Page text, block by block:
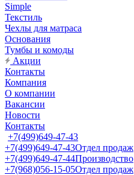
Simple
Текстиль
Чехлы для матраса
Основания
Тумбы и комоды
Акции
Контакты
Компания
О компании
Вакансии
Новости
Контакты
+7(499)649-47-43
+7(499)649-47-43Отдел продаж
+7(499)649-47-44Производство
+7(968)056-15-05Отдел продаж